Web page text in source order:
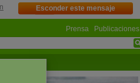
Esconder este mensaje
Prensa Publicaciones